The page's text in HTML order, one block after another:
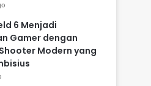
6 Menjadi
Gamer dengan
Modern yang